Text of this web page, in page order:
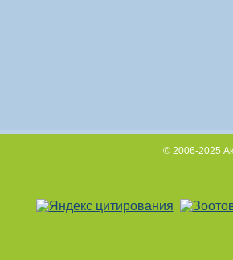
© 2006-2025